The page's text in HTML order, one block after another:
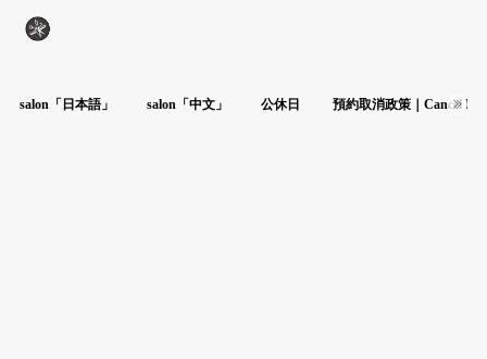
salon「日本語」 salon「中文」 公休日 預約取消政策｜Cancel